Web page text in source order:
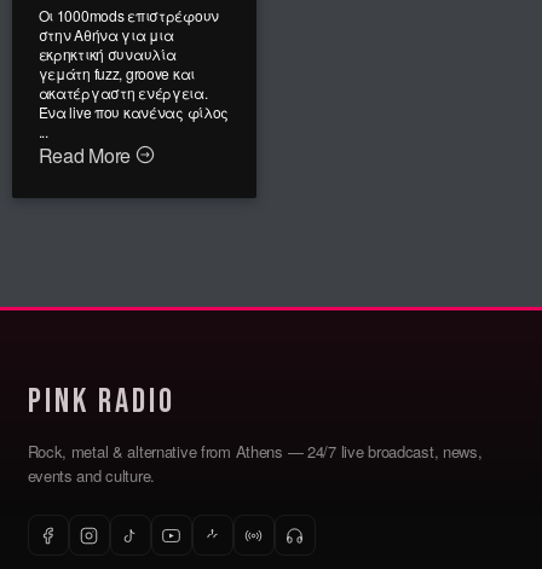
Οι 1000mods επιστρέφουν
στην Αθήνα για μια
εκρηκτική συναυλία
γεμάτη fuzz, groove και
ακατέργαστη ενέργεια.
Ένα live που κανένας φίλος
...
Read More
Pink Radio
Rock, metal & alternative from Athens — 24/7 live broadcast, news,
events and culture.